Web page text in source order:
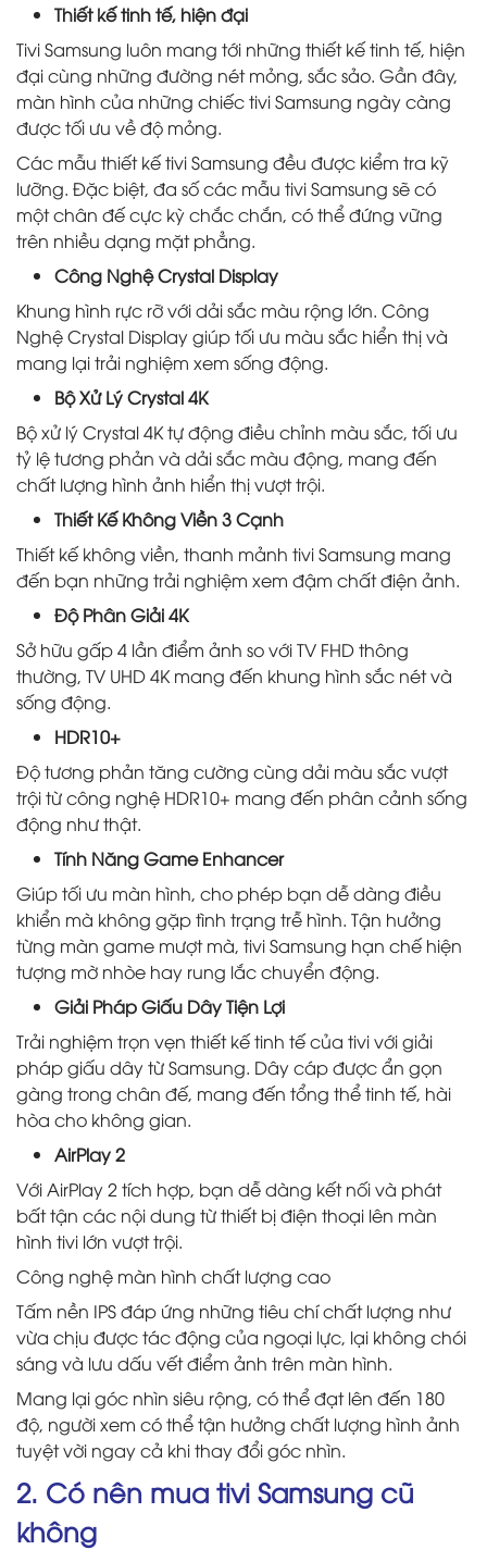
Thiết kế tinh tế, hiện đại
Tivi Samsung luôn mang tới những thiết kế tinh tế, hiện
đại cùng những đường nét mỏng, sắc sảo. Gần đây,
màn hình của những chiếc tivi Samsung ngày càng
được tối ưu về độ mỏng.
Các mẫu thiết kế tivi Samsung đều được kiểm tra kỹ
lưỡng. Đặc biệt, đa số các mẫu tivi Samsung sẽ có
một chân đế cực kỳ chắc chắn, có thể đứng vững
trên nhiều dạng mặt phẳng.
Công Nghệ Crystal Display
Khung hình rực rỡ với dải sắc màu rộng lớn. Công
Nghệ Crystal Display giúp tối ưu màu sắc hiển thị và
mang lại trải nghiệm xem sống động.
Bộ Xử Lý Crystal 4K
Bộ xử lý Crystal 4K tự động điều chỉnh màu sắc, tối ưu
tỷ lệ tương phản và dải sắc màu động, mang đến
chất lượng hình ảnh hiển thị vượt trội.
Thiết Kế Không Viền 3 Cạnh
Thiết kế không viền, thanh mảnh tivi Samsung mang
đến bạn những trải nghiệm xem đậm chất điện ảnh.
Độ Phân Giải 4K
Sở hữu gấp 4 lần điểm ảnh so với TV FHD thông
thường, TV UHD 4K mang đến khung hình sắc nét và
sống động.
HDR10+
Độ tương phản tăng cường cùng dải màu sắc vượt
trội từ công nghệ HDR10+ mang đến phân cảnh sống
động như thật.
Tính Năng Game Enhancer
Giúp tối ưu màn hình, cho phép bạn dễ dàng điều
khiển mà không gặp tình trạng trễ hình. Tận hưởng
từng màn game mượt mà, tivi Samsung hạn chế hiện
tượng mờ nhòe hay rung lắc chuyển động.
Giải Pháp Giấu Dây Tiện Lợi
Trải nghiệm trọn vẹn thiết kế tinh tế của tivi với giải
pháp giấu dây từ Samsung. Dây cáp được ẩn gọn
gàng trong chân đế, mang đến tổng thể tinh tế, hài
hòa cho không gian.
AirPlay 2
Với AirPlay 2 tích hợp, bạn dễ dàng kết nối và phát
bất tận các nội dung từ thiết bị điện thoại lên màn
hình tivi lớn vượt trội.
Công nghệ màn hình chất lượng cao
Tấm nền IPS đáp ứng những tiêu chí chất lượng như
vừa chịu được tác động của ngoại lực, lại không chói
sáng và lưu dấu vết điểm ảnh trên màn hình.
Mang lại góc nhìn siêu rộng, có thể đạt lên đến 180
độ, người xem có thể tận hưởng chất lượng hình ảnh
tuyệt vời ngay cả khi thay đổi góc nhìn.
2. Có nên mua tivi Samsung cũ
không